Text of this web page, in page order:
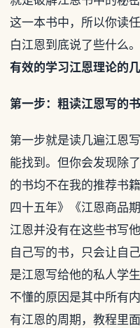
这一本书中，所以你读
白江恩到底说了些什么。
有效的学习江恩理论的
第一步：粗读江恩写的书
第一步就是读几遍江恩
能找到。但你会发现除
的书均不在我的推荐书
四十五年》《江恩商品
江恩并没有在这些书写
自己写的书，只会让自
是江恩写给他的私人学
不懂的原因是其中所有
有江恩的周期，教程里